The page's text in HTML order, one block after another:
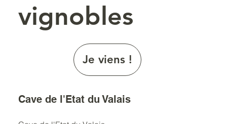
vignobles
Je viens !
Cave de l'Etat du Valais